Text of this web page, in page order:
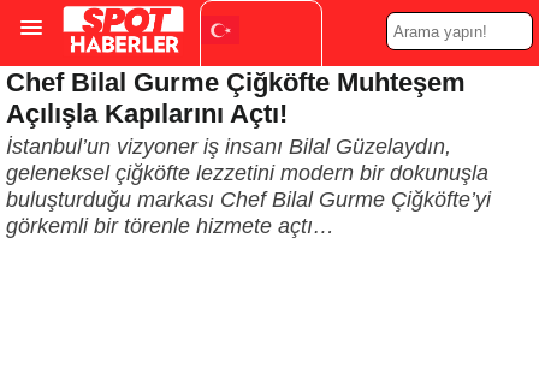
Turkish ▼
Chef Bilal Gurme Çiğköfte Muhteşem
Açılışla Kapılarını Açtı!
İstanbul’un vizyoner iş insanı Bilal Güzelaydın,
geleneksel çiğköfte lezzetini modern bir dokunuşla
buluşturduğu markası Chef Bilal Gurme Çiğköfte’yi
görkemli bir törenle hizmete açtı…